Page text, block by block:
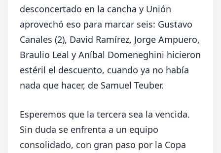
desconcertado en la cancha y Unión
aprovechó eso para marcar seis: Gustavo
Canales (2), David Ramírez, Jorge Ampuero,
Braulio Leal y Aníbal Domeneghini hicieron
estéril el descuento, cuando ya no había
nada que hacer, de Samuel Teuber.
Esperemos que la tercera sea la vencida.
Sin duda se enfrenta a un equipo
consolidado, con gran paso por la Copa